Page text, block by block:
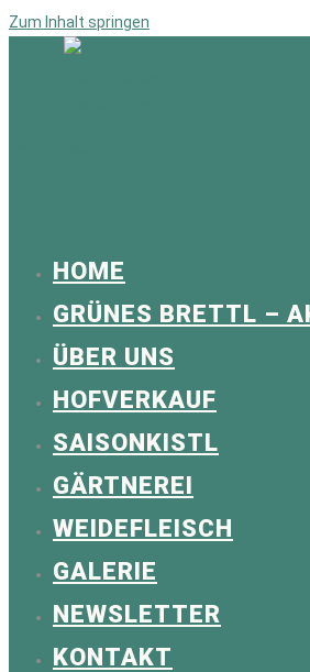
Zum Inhalt springen
HOME
GRÜNES BRETTL –
ÜBER UNS
HOFVERKAUF
SAISONKISTL
GÄRTNEREI
WEIDEFLEISCH
GALERIE
NEWSLETTER
KONTAKT